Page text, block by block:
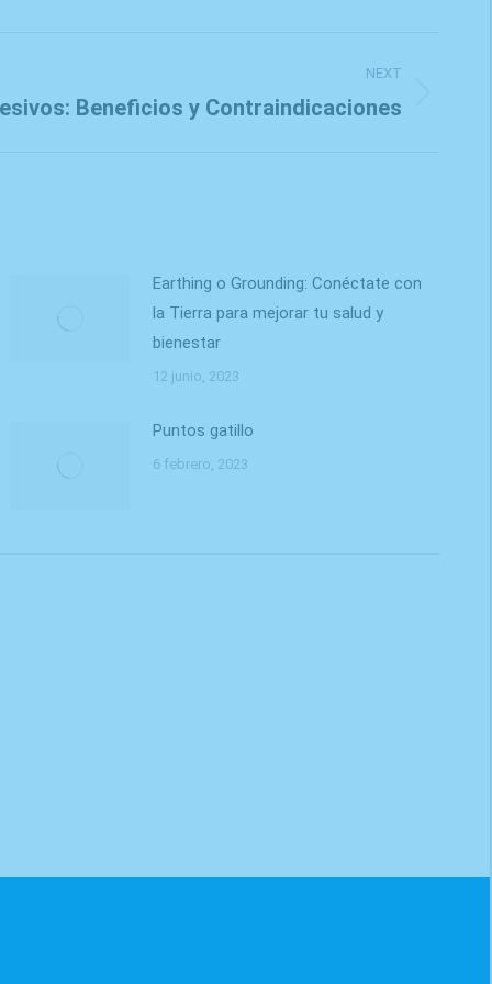
NEXT
Beneficios y Contraindicaciones
Earthing o Grounding: Conéctate con
la Tierra para mejorar tu salud y
bienestar
12 junio, 2023
Puntos gatillo
6 febrero, 2023